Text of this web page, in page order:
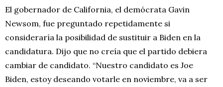
El gobernador de California, el demócrata Gavin
Newsom, fue preguntado repetidamente si
consideraría la posibilidad de sustituir a Biden en la
candidatura. Dijo que no creía que el partido debiera
cambiar de candidato. “Nuestro candidato es Joe
Biden, estoy deseando votarle en noviembre, va a ser